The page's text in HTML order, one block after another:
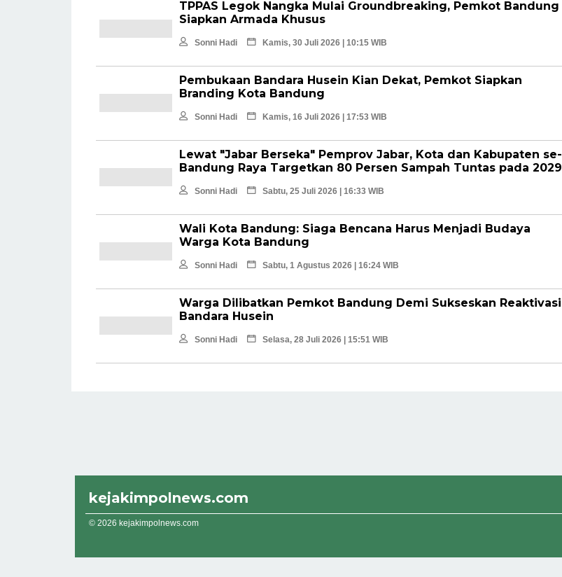
TPPAS Legok Nangka Mulai Groundbreaking, Pemkot Bandung
Siapkan Armada Khusus
Sonni Hadi Kamis, 30 Juli 2026 | 10:15 WIB
Pembukaan Bandara Husein Kian Dekat, Pemkot Siapkan
Branding Kota Bandung
Sonni Hadi Kamis, 16 Juli 2026 | 17:53 WIB
Lewat "Jabar Berseka" Pemprov Jabar, Kota dan Kabupaten se-
Bandung Raya Targetkan 80 Persen Sampah Tuntas pada 2029
Sonni Hadi Sabtu, 25 Juli 2026 | 16:33 WIB
Wali Kota Bandung: Siaga Bencana Harus Menjadi Budaya
Warga Kota Bandung
Sonni Hadi Sabtu, 1 Agustus 2026 | 16:24 WIB
Warga Dilibatkan Pemkot Bandung Demi Sukseskan Reaktivasi
Bandara Husein
Sonni Hadi Selasa, 28 Juli 2026 | 15:51 WIB
kejakimpolnews.com
© 2026 kejakimpolnews.com